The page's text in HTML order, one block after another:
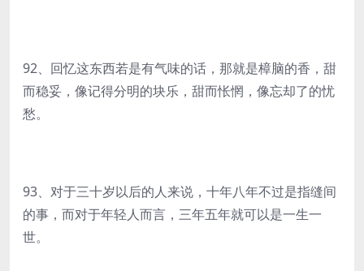
92、回忆这东西若是有气味的话，那就是樟脑的香，甜
而稳妥，像记得分明的块乐，甜而怅惘，像忘却了的忧
愁。
93、对于三十岁以后的人来说，十年八年不过是指缝间
的事，而对于年轻人而言，三年五年就可以是一生一
世。